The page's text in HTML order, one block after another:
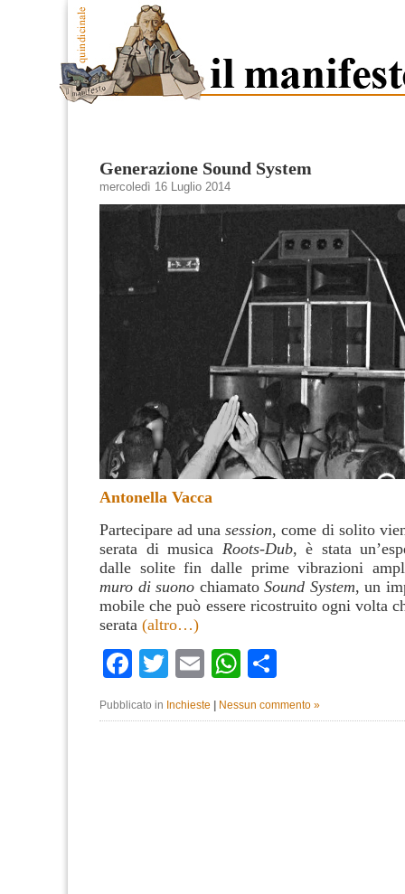
Generazione Sound System
mercoledì 16 Luglio 2014
Antonella Vacca
Partecipare ad unasession, come di solito
serata di musica Roots-Dub, è stata
dalle solite fin dalle prime vibrazioni
muro di suono chiamato Sound System, un
mobile che può essere ricostruito ogni volta
serata (altro…)
Facebook
TwitterEmailWhatsApp
Pubblicato in Inchieste Nessun commento »